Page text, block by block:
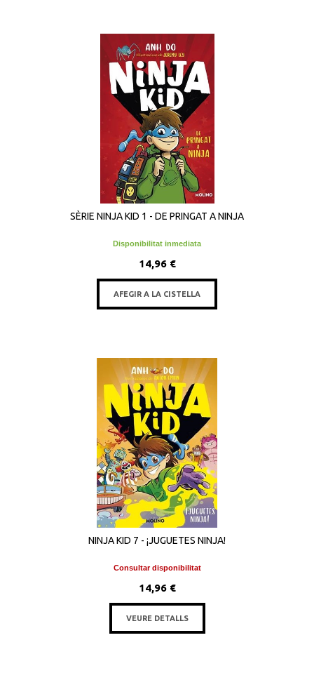
SÈRIE NINJA KID 1 - DE PRINGAT A NINJA
Disponibilitat inmediata
14,96 €
AFEGIR A LA CISTELLA
NINJA KID 7 - ¡JUGUETES NINJA!
Consultar disponibilitat
14,96 €
VEURE DETALLS